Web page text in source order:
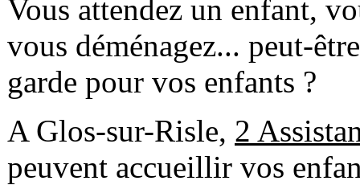
Vous attendez un enfant,
vous déménagez... peut-
garde pour vos enfants ?
A Glos-sur-Risle, 2
peuvent accueillir vos